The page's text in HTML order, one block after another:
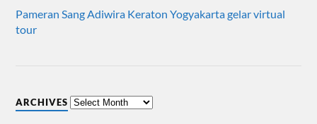
Pameran Sang Adiwira Keraton Yogyakarta gelar virtual
tour
ARCHIVES